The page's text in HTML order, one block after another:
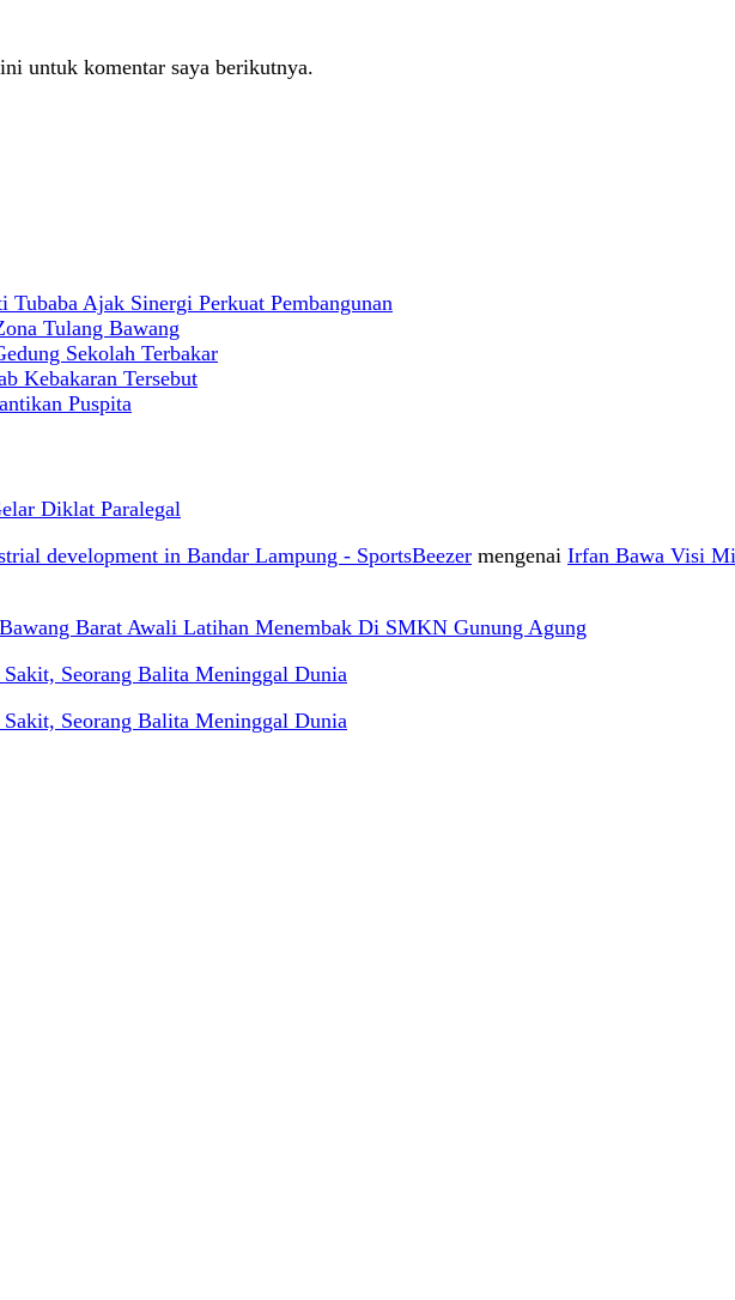
untuk komentar saya berikutnya.
Ajak Sinergi Perkuat Pembangunan
Tulang Bawang
Sekolah Terbakar
Kebakaran Tersebut
Puspita
Diklat Paralegal
development in Bandar Lampung - SportsBeezer mengenai Irfan Bawa Visi
Barat Awali Latihan Menembak Di SMKN Gunung Agung
Seorang Balita Meninggal Dunia
Seorang Balita Meninggal Dunia